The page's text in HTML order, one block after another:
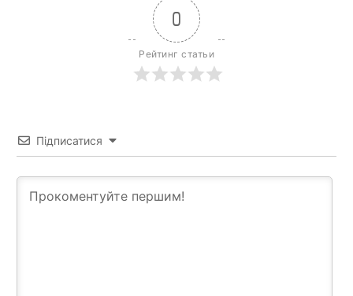
0
Рейтинг статьи
Підписатися